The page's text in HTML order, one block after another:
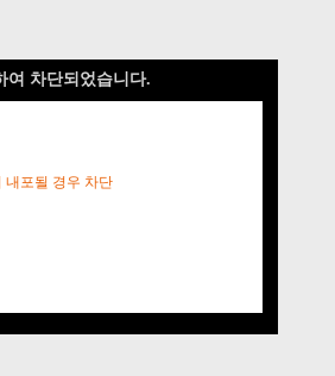
여 차단되었습니다.
내포될 경우 차단